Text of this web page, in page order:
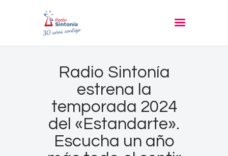
Radio Sintonía
estrena la
temporada 2024
del «Estandarte».
Escucha un año
RADIO SINTONIA
Inicio
Informativos
Entrevistas
Noticias
Podcast
PROGRAMACIÓN